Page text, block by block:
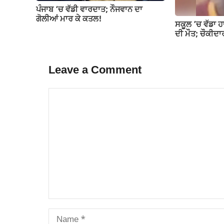
ਪੰਜਾਬ ‘ਚ ਵੱਡੀ ਵਾਰਦਾਤ; ਨੌਜਵਾਨ ਦਾ
ਗੋਲੀਆਂ ਮਾਰ ਕੇ ਕਤਲ!
ਸਕੂਲ ’ਚ ਵੱਡਾ
ਦੀ ਮੌਤ;
Leave a Comment
Name